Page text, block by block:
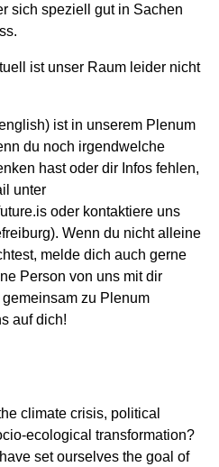
sich speziell gut in Sachen
ist unser Raum leider nicht
ist in unserem Plenum
du noch irgendwelche
hast oder dir Infos fehlen,
unter
oder kontaktiere uns
Wenn du nicht alleine
melde dich auch gerne
Person von uns mit dir
zu Plenum
auf dich!
climate crisis, political
ecological transformation?
set ourselves the goal of